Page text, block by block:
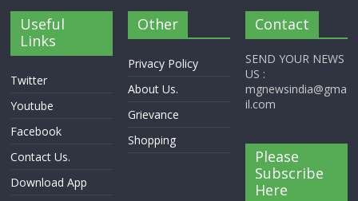
Useful
Links
Twitter
Youtube
Facebook
Contact Us.
Download App
Other
Privacy Policy
About Us.
Grievance
Shopping
Contact
SEND YOUR NEWS
US :
mgnewsindia@gma
il.com
Please
Subscribe
Here